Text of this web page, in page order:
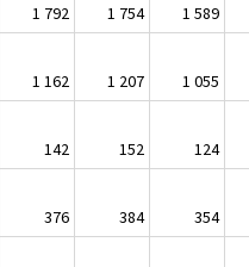
1 792 1 754
1 589
1 162 1 207
1 055
142 152
124
376 384
354